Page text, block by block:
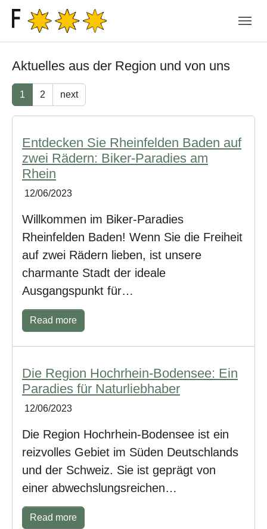
Aktuelles aus der Region und von uns
1 2 next
Entdecken Sie Rheinfelden Baden auf
zwei Rädern: Biker-Paradies am
Rhein
12/06/2023
Willkommen im Biker-Paradies
Rheinfelden Baden! Wenn Sie die Freiheit
auf zwei Rädern lieben, ist unsere
charmante Stadt der ideale
Ausgangspunkt für…
Read more
Die Region Hochrhein-Bodensee: Ein
Paradies für Naturliebhaber
12/06/2023
Die Region Hochrhein-Bodensee ist ein
reizvolles Gebiet im Süden Deutschlands
und der Schweiz. Sie ist geprägt von
einer abwechslungsreichen…
Read more